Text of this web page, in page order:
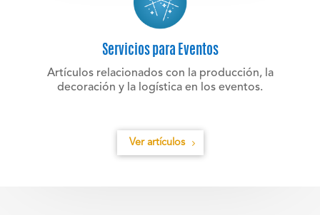
Servicios para Eventos
Artículos relacionados con la producción, la
decoración y la logística en los eventos.
Ver artículos